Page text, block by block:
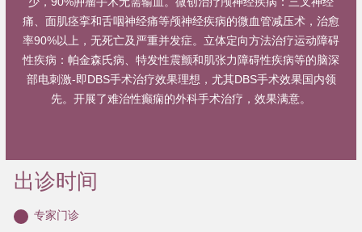
痛、面肌痉挛和舌咽神经痛等颅神经疾病的微血管减压术，治愈
率90%以上，无死亡及严重并发症。立体定向方法治疗运动障碍
性疾病：帕金森氏病、特发性震颤和肌张力障碍性疾病等的脑深
部电刺激-即DBS手术治疗效果理想，尤其DBS手术效果国内领
先。开展了难治性癫痫的外科手术治疗，效果满意。
出诊时间
专家门诊